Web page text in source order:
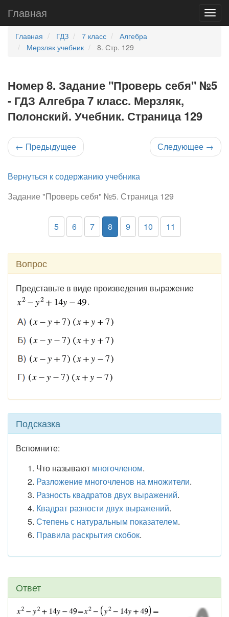
Главная
Главная ГДЗ 7 класс
Алгебра
Мерзляк учебник
8. Стр. 129
Номер 8. Задание "Проверь себя" №5
- ГДЗ Алгебра 7 класс. Мерзляк,
Полонский. Учебник. Страница 129
← Предыдущее Следующее →
Вернуться к содержанию учебника
Задание "Проверь себя" №5. Страница 129
5 6 7 8 9 10 11
Вопрос
Представьте в виде произведения выражение
.
Подсказка
Вспомните:
Что называют многочленом.
Разложение многочленов на множители.
Разность квадратов двух выражений.
Квадрат разности двух выражений.
Степень с натуральным показателем.
Правила раскрытия скобок.
Ответ